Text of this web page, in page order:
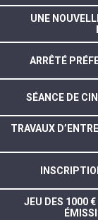
UNE
ARRÊTÉ
SÉANCE DE
TRAVAUX
JEU DES 1000 €